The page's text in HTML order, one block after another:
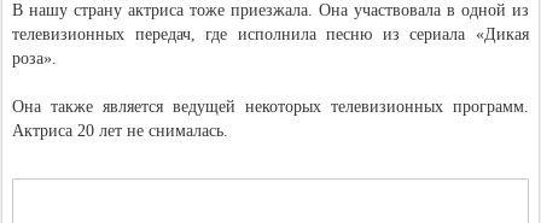
В нашу страну актриса тоже приезжала. Она участвовала в одной из
телевизионных передач, где исполнила песню из сериала «Дикая
роза».
Она также является ведущей некоторых телевизионных программ.
Актриса 20 лет не снималась.